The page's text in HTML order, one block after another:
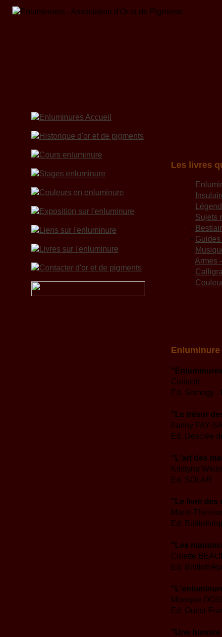
Les livres
-
-
-
- Sujets
-
-
-
-Armes
-
-
Enluminure
Collectif
Ed. Somogy -
"Le trésor
Fanny FAY-
Ed. Desclée
"L'art des
Kristyna
Ed. SOLAR
"Le livre des
Marie-
Ed.
"Les
Colette
Ed.
Monique
Ed. Ouest-
"Une